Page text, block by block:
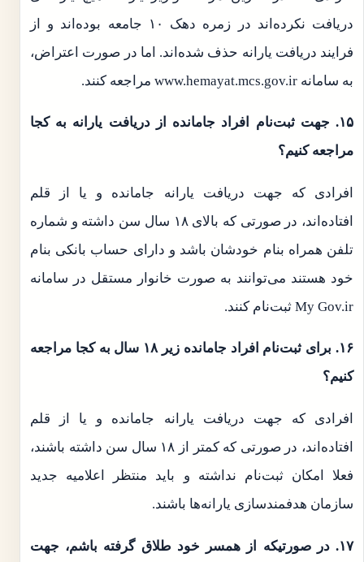
دریافت نکرده‌اند در زمره دهک ۱۰ جامعه بوده‌اند و از
فرایند دریافت یارانه حذف شده‌اند. اما در صورت اعتراض،
به سامانه www.hemayat.mcs.gov.ir مراجعه کنند.
۱۵. جهت ثبت‌نام افراد جامانده از دریافت یارانه به کجا
مراجعه کنیم؟
افرادی که جهت دریافت یارانه جامانده و یا از قلم
افتاده‌اند،‌ در صورتی که بالای ۱۸ سال سن داشته و شماره
تلفن همراه بنام خودشان باشد و دارای حساب بانکی بنام
خود هستند می‌توانند به صورت خانوار مستقل در سامانه
My Gov.ir ثبت‌نام کنند.
۱۶. برای ثبت‌نام افراد جامانده زیر ۱۸ سال به کجا مراجعه
کنیم؟
افرادی که جهت دریافت یارانه جامانده و یا از قلم
افتاده‌اند، در صورتی که کمتر از ۱۸ سال سن داشته باشند،
فعلا امکان ثبت‌نام نداشته و باید منتظر اعلامیه جدید
سازمان هدفمندسازی یارانه‌ها باشند.
۱۷. در صورتیکه از همسر خود طلاق گرفته باشم، جهت